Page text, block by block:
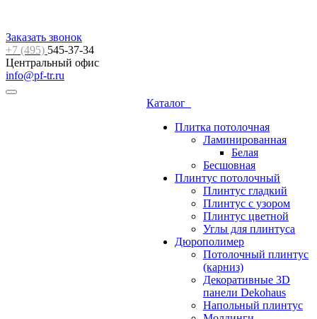
Заказать звонок
+7 (495) 545-37-34
Центральный офис
info@pf-tr.ru
Каталог
Плитка потолочная
Ламинированная
Белая
Бесшовная
Плинтус потолочный
Плинтус гладкий
Плинтус с узором
Плинтус цветной
Углы для плинтуса
Дюрополимер
Потолочный плинтус
(карниз)
Декоративные 3D
панели Dekohaus
Напольный плинтус